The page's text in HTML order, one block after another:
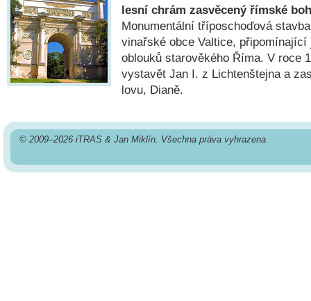
lesní chrám zasvěcený římské
Monumentální tříposchoďová
vinařské obce Valtice,
oblouků starověkého Říma. V roce
vystavět Jan I. z Lichtenštejna a
lovu, Dianě.
© 2009–2026 iTRAS & Jan Miklín. Všechna práva vyhrazena.